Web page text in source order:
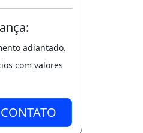
adiantado.
com valores